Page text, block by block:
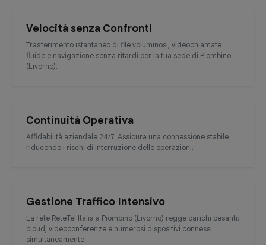
Velocità senza Confronti
Trasferimento istantaneo di file voluminosi, videochiamate
fluide e navigazione senza ritardi per la tua sede di Piombino
(Livorno).
Continuità Operativa
Affidabilità aziendale 24/7. Assicura una connessione stabile
riducendo i rischi di interruzione delle operazioni.
Gestione Traffico Intensivo
La rete ReteTel Italia a Piombino (Livorno) regge carichi pesanti:
cloud, videoconferenze e numerosi dispositivi connessi
simultaneamente.